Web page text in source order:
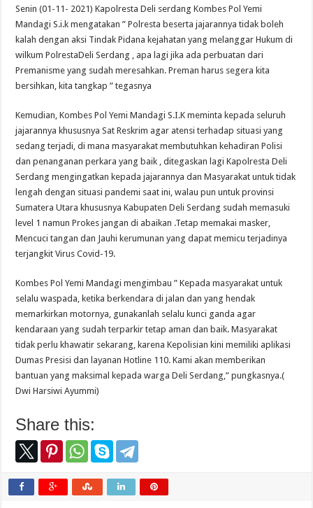
Senin (01-11- 2021) Kapolresta Deli serdang Kombes Pol Yemi
Mandagi S.i.k mengatakan ” Polresta beserta jajarannya tidak boleh
kalah dengan aksi Tindak Pidana kejahatan yang melanggar Hukum di
wilkum PolrestaDeli Serdang , apa lagi jika ada perbuatan dari
Premanisme yang sudah meresahkan. Preman harus segera kita
bersihkan, kita tangkap ” tegasnya
Kemudian, Kombes Pol Yemi Mandagi S.I.K meminta kepada seluruh
jajarannya khususnya Sat Reskrim agar atensi terhadap situasi yang
sedang terjadi, di mana masyarakat membutuhkan kehadiran Polisi
dan penanganan perkara yang baik , ditegaskan lagi Kapolresta Deli
Serdang mengingatkan kepada jajarannya dan Masyarakat untuk tidak
lengah dengan situasi pandemi saat ini, walau pun untuk provinsi
Sumatera Utara khususnya Kabupaten Deli Serdang sudah memasuki
level 1 namun Prokes jangan di abaikan .Tetap memakai masker,
Mencuci tangan dan Jauhi kerumunan yang dapat memicu terjadinya
terjangkit Virus Covid-19.
Kombes Pol Yemi Mandagi mengimbau ” Kepada masyarakat untuk
selalu waspada, ketika berkendara di jalan dan yang hendak
memarkirkan motornya, gunakanlah selalu kunci ganda agar
kendaraan yang sudah terparkir tetap aman dan baik. Masyarakat
tidak perlu khawatir sekarang, karena Kepolisian kini memiliki aplikasi
Dumas Presisi dan layanan Hotline 110. Kami akan memberikan
bantuan yang maksimal kepada warga Deli Serdang,” pungkasnya.(
Dwi Harsiwi Ayummi)
Share this: